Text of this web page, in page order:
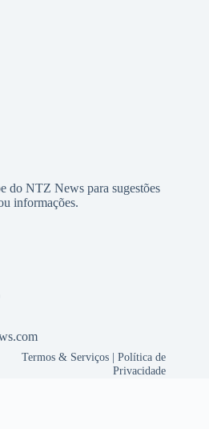
do NTZ News para sugestões
informações.
Termos & Serviços |Política de
Privacidade